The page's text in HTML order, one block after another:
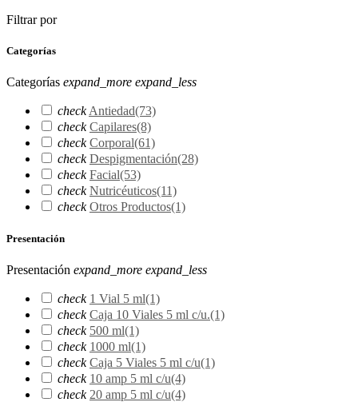
Filtrar por
Categorías
Categorías expand_more expand_less
check Antiedad(73)
check Capilares(8)
check Corporal(61)
check Despigmentación(28)
check Facial(53)
check Nutricéuticos(11)
check Otros Productos(1)
Presentación
Presentación expand_more expand_less
check 1 Vial 5 ml(1)
check Caja 10 Viales 5 ml c/u.(1)
check 500 ml(1)
check 1000 ml(1)
check Caja 5 Viales 5 ml c/u(1)
check 10 amp 5 ml c/u(4)
check 20 amp 5 ml c/u(4)